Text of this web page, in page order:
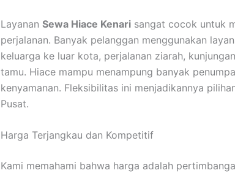
Layanan Sewa Hiace Kenari sangat cocok untuk
perjalanan. Banyak pelanggan menggunakan
keluarga ke luar kota, perjalanan ziarah,
tamu. Hiace mampu menampung banyak
kenyamanan. Fleksibilitas ini menjadikannya
Pusat.
Harga Terjangkau dan Kompetitif
Kami memahami bahwa harga adalah